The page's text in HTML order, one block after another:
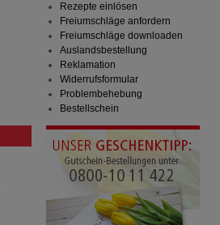
Rezepte einlösen
Freiumschläge anfordern
Freiumschläge downloaden
Auslandsbestellung
Reklamation
Widerrufsformular
Problembehebung
Bestellschein